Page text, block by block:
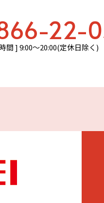
22-
間 ] 9:00〜20:00(定休日除く)